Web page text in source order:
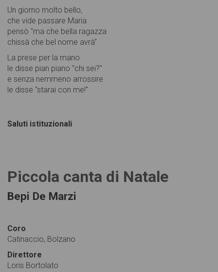
Un giorno molto bello,
che vide passare Maria
pensò "ma che bella ragazza
chissà che bel nome avrà"
La prese per la mano
le disse pian piano "chi sei?"
e senza nemmeno arrossire
le disse "starai con me!"
Saluti istituzionali
Piccola canta di Natale
Bepi De Marzi
Coro
Catinaccio, Bolzano
Direttore
Loris Bortolato